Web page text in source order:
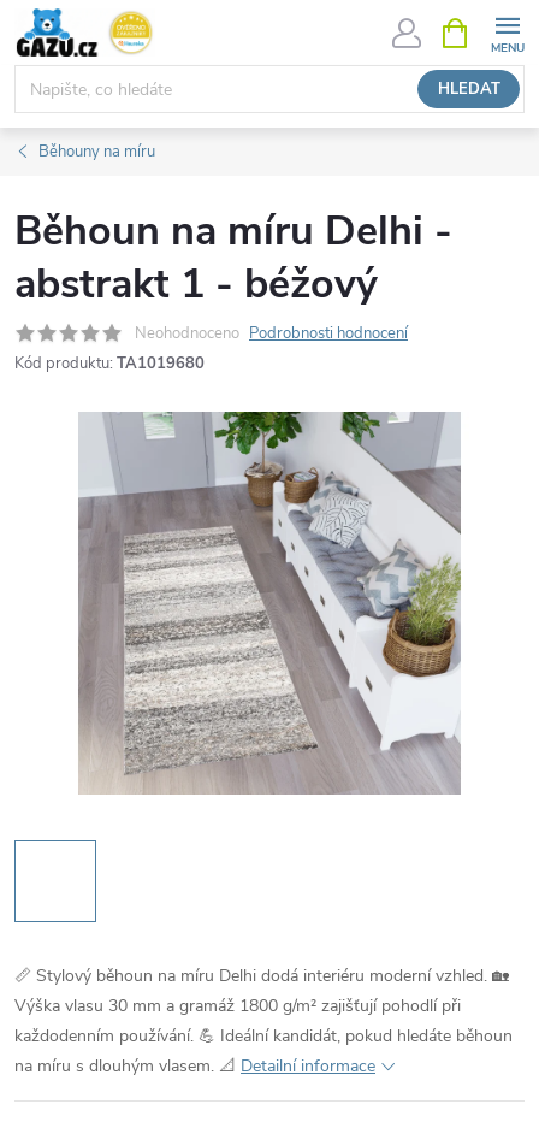
Přejít
obsah
HLEDAT
NÁKUPNÍ
KOŠÍK
Běhouny na míru
Běhoun na míru Delhi -
abstrakt 1 - béžový
Neohodnoceno Podrobnosti hodnocení
Kód produktu: TA1019680
📏 Stylový běhoun na míru Delhi dodá interiéru moderní vzhled. 🏡
Výška vlasu 30 mm a gramáž 1800 g/m² zajišťují pohodlí při
každodenním používání. 💪 Ideální kandidát, pokud hledáte běhoun
na míru s dlouhým vlasem. 📐 Detailní informace